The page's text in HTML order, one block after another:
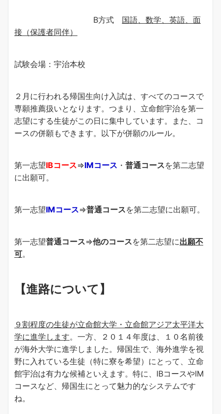
B方式 国語、数学、英語、面
接（保護者同伴）
試験会場：宇治本校
２月に行われる帰国生向け入試は、すべてのコースで
専願推薦扱いとなります。つまり、立命館宇治を第一
志望にする生徒がこの日に集中しています。また、コ
ースの併願もできます。以下が併願のルール。
第一志望IBコース⇒IMコース ・ 普通コースを第二志望
に出願可。
第一志望IMコース⇒普通コースを第二志望に出願可。
第一志望普通コース⇒他のコースを第二志望に出願不
可。
【進路について】
９割程度の生徒が立命館大学・立命館アジア太平洋大
学に進学します。一方、２０１４年度は、１０名前後
が海外大学に進学しました。帰国生で、海外進学を視
野に入れている生徒（特に寮を希望）にとって、立命
館宇治は有力な候補といえます。特に、IBコースやIM
コースなど、帰国生にとって魅力的なシステムです
ね。